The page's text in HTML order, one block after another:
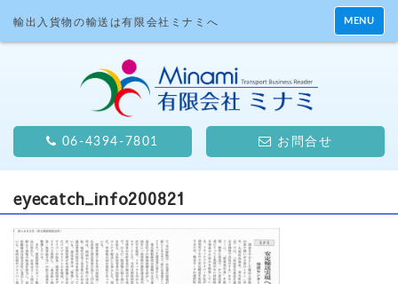
輸出入貨物の輸送は有限会社ミナミへ MENU
06-4394-7801 お問合せ
eyecatch_info200821